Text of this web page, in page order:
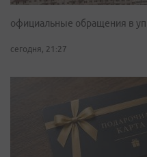
официальные обращения в
сегодня, 21:27